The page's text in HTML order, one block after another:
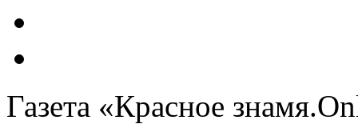
Газета «Красное